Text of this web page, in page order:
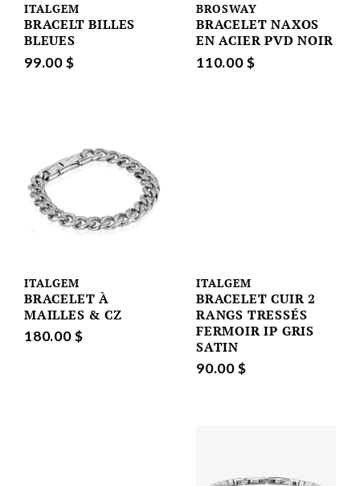
ITALGEM
BRACELT BILLES
BLEUES
99.00 $
BROSWAY
BRACELET NAXOS
EN ACIER PVD NOIR
110.00 $
ITALGEM
BRACELET À
MAILLES & CZ
180.00 $
ITALGEM
BRACELET CUIR 2
RANGS TRESSÉS
FERMOIR IP GRIS
SATIN
90.00 $